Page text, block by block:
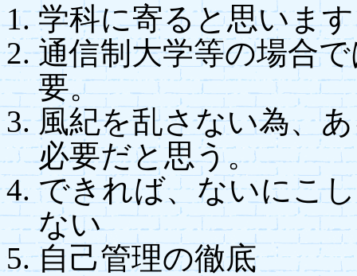
学科に寄ると思います
通信制大学等の場合
要。
風紀を乱さない為、
必要だと思う。
できれば、ないにこ
ない
自己管理の徹底